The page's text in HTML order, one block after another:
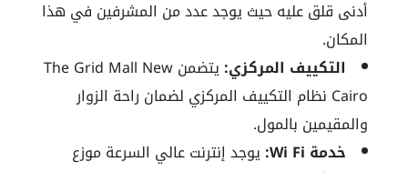
أدنى قلق عليه حيث يوجد عدد من المشرفين في هذا
المكان.
التكييف المركزي:
يتضمن The Grid Mall New
Cairo نظام التكييف المركزي لضمان راحة الزوار
والمقيمين بالمول.
خدمة Wi Fi:
يوجد إنترنت عالي السرعة موزع